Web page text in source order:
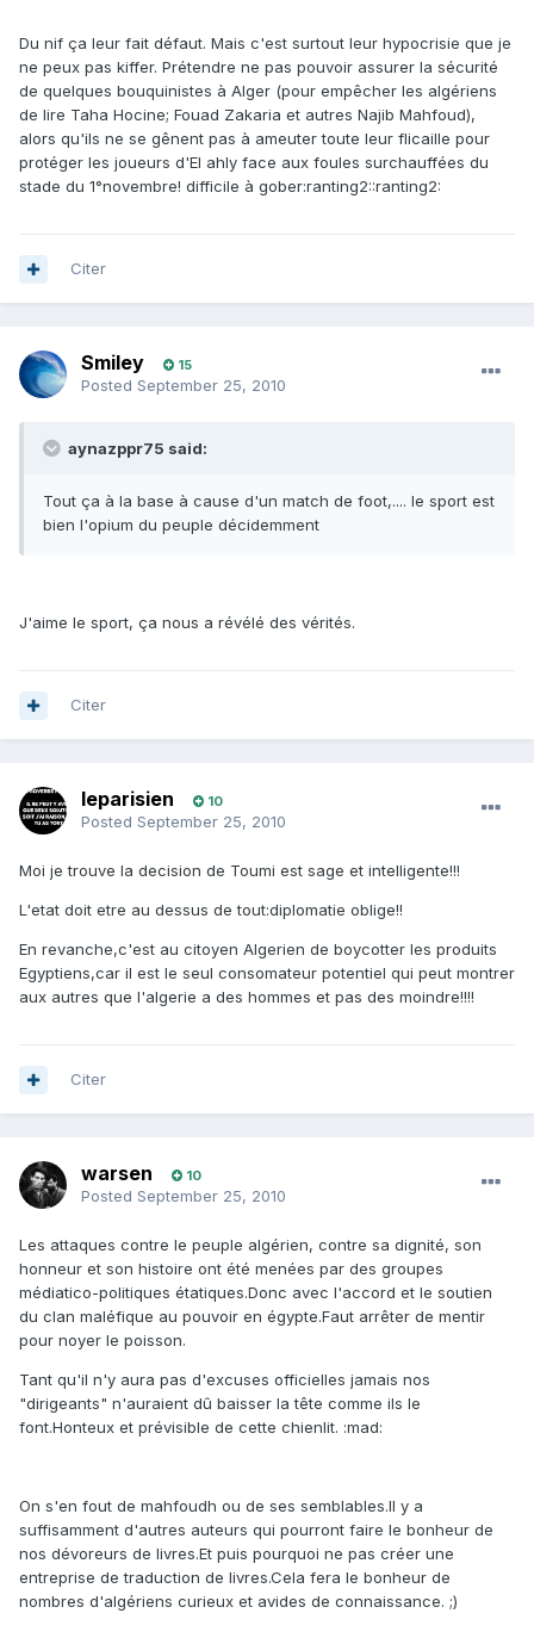
Du nif ça leur fait défaut. Mais c'est surtout leur hypocrisie que je
ne peux pas kiffer. Prétendre ne pas pouvoir assurer la sécurité
de quelques bouquinistes à Alger (pour empêcher les algériens
de lire Taha Hocine; Fouad Zakaria et autres Najib Mahfoud),
alors qu'ils ne se gênent pas à ameuter toute leur flicaille pour
protéger les joueurs d'El ahly face aux foules surchauffées du
stade du 1°novembre! difficile à gober:ranting2::ranting2:
Citer
Smiley 15
Posted September 25, 2010
aynazppr75 said:
Tout ça à la base à cause d'un match de foot,.... le sport est
bien l'opium du peuple décidemment
J'aime le sport, ça nous a révélé des vérités.
Citer
leparisien 10
Posted September 25, 2010
Moi je trouve la decision de Toumi est sage et intelligente!!!
L'etat doit etre au dessus de tout:diplomatie oblige!!
En revanche,c'est au citoyen Algerien de boycotter les produits
Egyptiens,car il est le seul consomateur potentiel qui peut montrer
aux autres que l'algerie a des hommes et pas des moindre!!!!
Citer
warsen 10
Posted September 25, 2010
Les attaques contre le peuple algérien, contre sa dignité, son
honneur et son histoire ont été menées par des groupes
médiatico-politiques étatiques.Donc avec l'accord et le soutien
du clan maléfique au pouvoir en égypte.Faut arrêter de mentir
pour noyer le poisson.
Tant qu'il n'y aura pas d'excuses officielles jamais nos
"dirigeants" n'auraient dû baisser la tête comme ils le
font.Honteux et prévisible de cette chienlit. :mad:
On s'en fout de mahfoudh ou de ses semblables.Il y a
suffisamment d'autres auteurs qui pourront faire le bonheur de
nos dévoreurs de livres.Et puis pourquoi ne pas créer une
entreprise de traduction de livres.Cela fera le bonheur de
nombres d'algériens curieux et avides de connaissance. ;)